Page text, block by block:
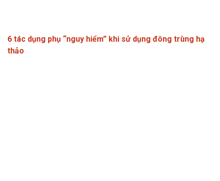
6 tác dụng phụ “nguy hiểm” khi sử dụng đông trùng hạ
thảo